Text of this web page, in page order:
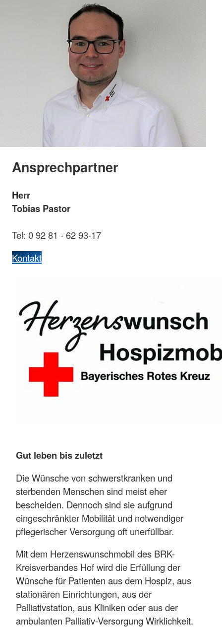
Ansprechpartner
Herr
Tobias Pastor
Tel: 0 92 81 - 62 93-17
Kontakt
Gut leben bis zuletzt
Die Wünsche von schwerstkranken und
sterbenden Menschen sind meist eher
bescheiden. Dennoch sind sie aufgrund
eingeschränkter Mobilität und notwendiger
pflegerischer Versorgung oft unerfüllbar.
Mit dem Herzenswunschmobil des BRK-
Kreisverbandes Hof wird die Erfüllung der
Wünsche für Patienten aus dem Hospiz, aus
stationären Einrichtungen, aus der
Palliativstation, aus Kliniken oder aus der
ambulanten Palliativ-Versorgung Wirklichkeit.